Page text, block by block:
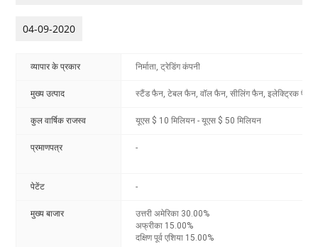
04-09-2020
व्यापार के प्रकार निर्माता, ट्रेडिंग कंपनी
मुख्य उत्पाद स्टैंड फैन, टेबल फैन, वॉल फैन, सीलिंग फैन, इलेक्ट्रिक फैन
कुल वार्षिक राजस्व यूएस $ 10 मिलियन - यूएस $ 50 मिलियन
प्रमाणपत्र -
पेटेंट -
मुख्य बाजार
उत्तरी अमेरिका 30.00%
अफ्रीका 15.00%
दक्षिण पूर्व एशिया 15.00%